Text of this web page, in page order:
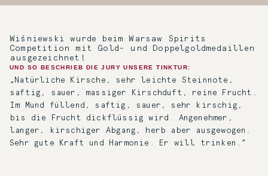
Wiśniewski wurde beim Warsaw Spirits
Competition mit Gold- und Doppelgoldmedaillen
ausgezeichnet!
UND SO BESCHRIEB DIE JURY UNSERE TINKTUR:
„Natürliche Kirsche, sehr leichte Steinnote,
saftig, sauer, massiger Kirschduft, reine Frucht.
Im Mund füllend, saftig, sauer, sehr kirschig,
bis die Frucht dickflüssig wird. Angenehmer,
langer, kirschiger Abgang, herb aber ausgewogen.
Sehr gute Kraft und Harmonie. Er will trinken.“